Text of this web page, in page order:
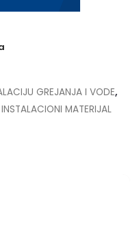
GREJANJA I VODE,
INSTALACIONI MATERIJAL